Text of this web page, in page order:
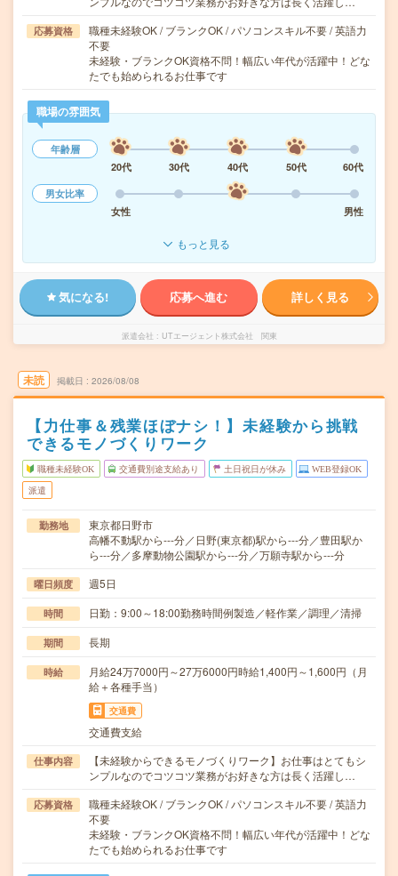
応募資格
職種未経験OK / ブランクOK / パソコンスキル不要 / 英語力
不要
未経験・ブランクOK資格不問！幅広い年代が活躍中！どな
たでも始められるお仕事です
職場の雰囲気
年齢層
20代
30代 40代 50代
60代
男女比率
女性
男性
もっと見る
気になる! 応募へ進む 詳しく見る
派遣会社 UTエージェント株式会社 関東
未読 掲載日 2026/08/08
【力仕事＆残業ほぼナシ！】未経験から挑戦
できるモノづくりワーク
職種未経験OK 交通費別途支給あり 土日祝日が休み WEB登録OK
派遣
勤務地
東京都日野市
高幡不動駅から---分／日野(東京都)駅から---分／豊田駅か
ら---分／多摩動物公園駅から---分／万願寺駅から---分
曜日頻度 週5日
時間 日勤：9:00～18:00勤務時間例製造／軽作業／調理／清掃
期間 長期
時給
月給24万7000円～27万6000円時給1,400円～1,600円（月
給＋各種手当）
交通費
交通費支給
仕事内容
【未経験からできるモノづくりワーク】お仕事はとてもシ
ンプルなのでコツコツ業務がお好きな方は長く活躍し…
応募資格
職種未経験OK / ブランクOK / パソコンスキル不要 / 英語力
不要
未経験・ブランクOK資格不問！幅広い年代が活躍中！どな
たでも始められるお仕事です